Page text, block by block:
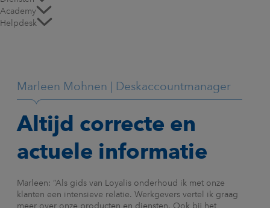
Academy
Helpdesk
Marleen Mohnen | Deskaccountmanager
Altijd correcte en
actuele informatie
Marleen: “Als gids van Loyalis onderhoud ik met onze
klanten een intensieve relatie. Werkgevers vertel ik graag